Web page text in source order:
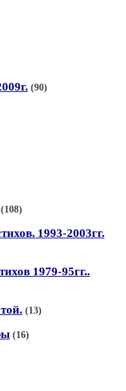
(90)
(108)
1993-2003гг.
1979-95гг..
(13)
(16)